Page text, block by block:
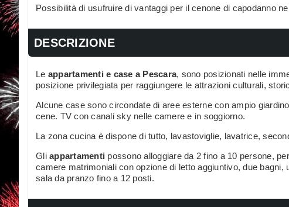
Possibilità di usufruire di vantaggi per il cenone di capodanno
DESCRIZIONE
Le appartamenti e case a Pescara, sono posizionati nelle
posizione privilegiata per raggiungere le attrazioni culturali,
Alcune case sono circondate di aree esterne con ampio
cene. TV con canali sky nelle camere e in soggiorno.
La zona cucina è dispone di tutto, lavastoviglie, lavatrice,
Gli appartamenti possono alloggiare da 2 fino a 10 persone,
camere matrimoniali con opzione di letto aggiuntivo, due
sala da pranzo fino a 12 posti.